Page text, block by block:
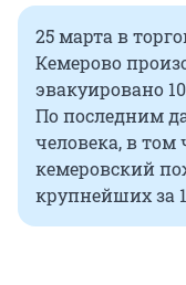
25 марта в
Кемерово
эвакуировано
По последним
человека, в том
кемеровский
крупнейших за